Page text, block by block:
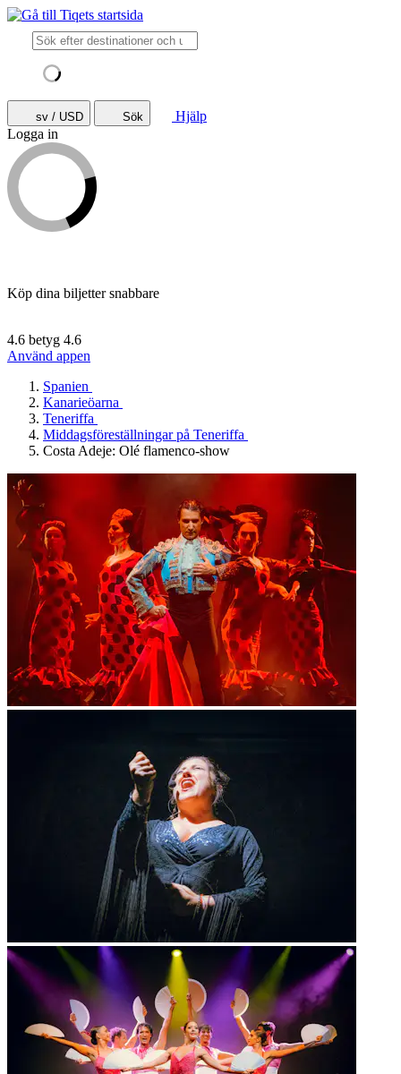
sv / USD Sök
Hjälp
Logga in
Köp dina biljetter snabbare
4.6 betyg 4.6
Använd appen
Spanien
Kanarieöarna
Teneriffa
Middagsföreställningar på Teneriffa
Costa Adeje: Olé flamenco-show